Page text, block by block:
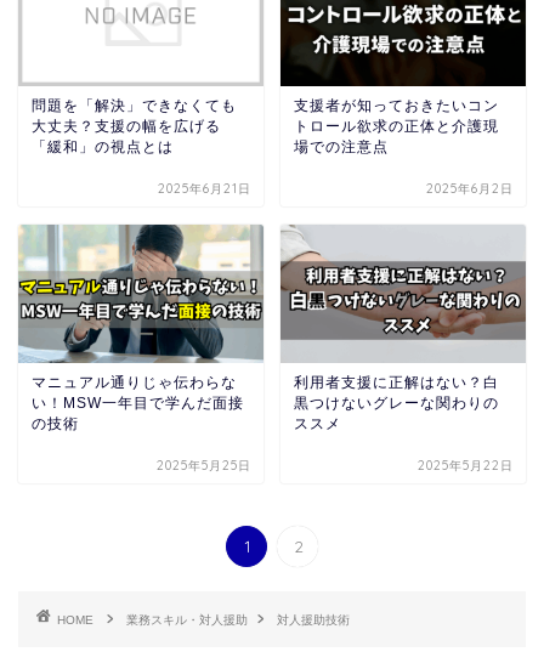
問題を「解決」できなくても
大丈夫？支援の幅を広げる
「緩和」の視点とは
2025年6月21日
支援者が知っておきたいコン
トロール欲求の正体と介護現
場での注意点
2025年6月2日
マニュアル通りじゃ伝わらな
い！MSW一年目で学んだ面接
の技術
2025年5月25日
利用者支援に正解はない？白
黒つけないグレーな関わりの
ススメ
2025年5月22日
1 2
HOME 業務スキル・対人援助 対人援助技術